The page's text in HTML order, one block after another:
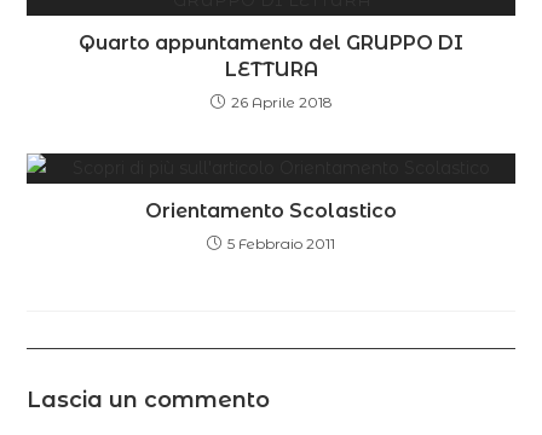
Quarto appuntamento del GRUPPO DI
LETTURA
26 Aprile 2018
Orientamento Scolastico
5 Febbraio 2011
Lascia un commento